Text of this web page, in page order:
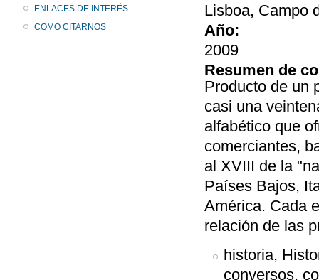
ENLACES DE INTERÉS
COMO CITARNOS
Lisboa, Campo
Año:
2009
Resumen de
Producto de un
casi una
alfabético que
comerciantes,
al XVIII de la
Países Bajos,
América. Cada
relación de las
historia,
conversos,